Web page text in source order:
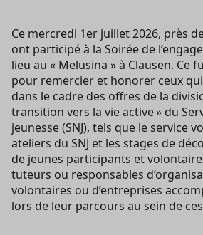
Ce mercredi 1er juillet 2026, près
ont participé à la Soirée de
lieu au « Melusina » à Clausen. Ce
pour remercier et honorer ceux
dans le cadre des offres de la
transition vers la vie active » du
jeunesse (SNJ), tels que le service
ateliers du SNJ et les stages de
de jeunes participants et
tuteurs ou responsables
volontaires ou d’entreprises
lors de leur parcours au sein de